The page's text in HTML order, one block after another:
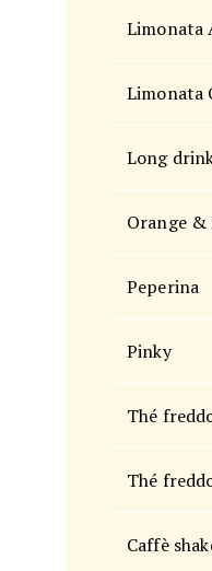
Limonata
Limonata
Long
Orange &
Peperina
Pinky
Thé
Thé
Caffè